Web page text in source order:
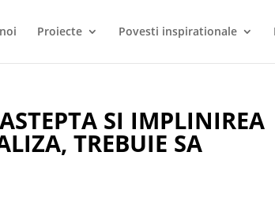
Proiecte Povesti inspirationale
SI IMPLINIREA
TREBUIE SA